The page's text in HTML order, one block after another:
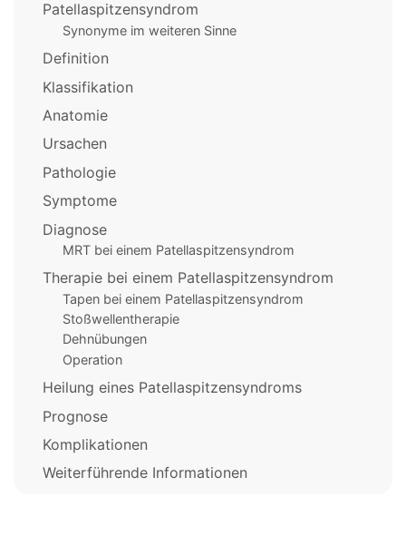
Patellaspitzensyndrom
Synonyme im weiteren Sinne
Definition
Klassifikation
Anatomie
Ursachen
Pathologie
Symptome
Diagnose
MRT bei einem Patellaspitzensyndrom
Therapie bei einem Patellaspitzensyndrom
Tapen bei einem Patellaspitzensyndrom
Stoßwellentherapie
Dehnübungen
Operation
Heilung eines Patellaspitzensyndroms
Prognose
Komplikationen
Weiterführende Informationen